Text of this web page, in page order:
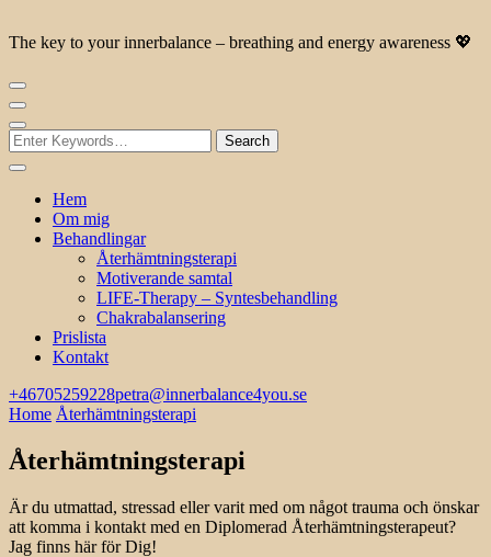
The key to your innerbalance – breathing and energy awareness 💖
Looking
for
Something?
Hem
Om mig
Behandlingar
Återhämtningsterapi
Motiverande samtal
LIFE-Therapy – Syntesbehandling
Chakrabalansering
Prislista
Kontakt
+46705259228petra@innerbalance4you.se
Home Återhämtningsterapi
Återhämtningsterapi
Är du utmattad, stressad eller varit med om något trauma och önskar
att komma i kontakt med en Diplomerad Återhämtningsterapeut?
Jag finns här för Dig!